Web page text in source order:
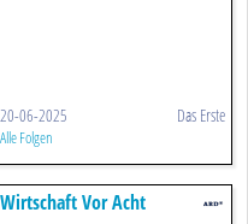
20-06-2025 Das Erste
Alle Folgen
Wirtschaft Vor Acht